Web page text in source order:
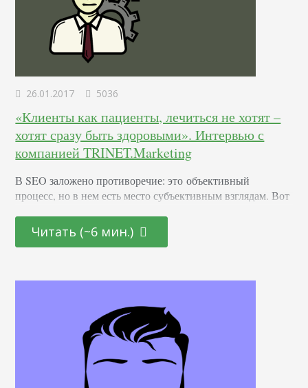
26.01.2017 5036
«Клиенты как пациенты, лечиться не хотят –
хотят сразу быть здоровыми». Интервью с
компанией TRINET.Marketing
В SEO заложено противоречие: это объективный
процесс, но в нем есть место субъективным взглядам. Вот
считает, что лучше иначе. Это рабочий момент, но его
нужно решать. Причем так, чтобы качество не страдало, и
Читать (~6 мин.)